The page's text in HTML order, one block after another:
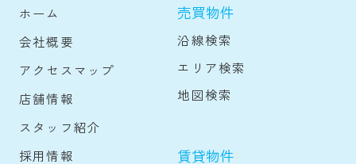
ホーム
会社概要
アクセスマップ
店舗情報
スタッフ紹介
採用情報
売買物件
沿線検索
エリア検索
地図検索
賃貸物件